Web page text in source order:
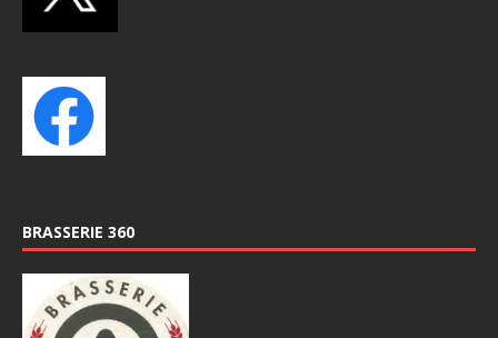
BRASSERIE 360